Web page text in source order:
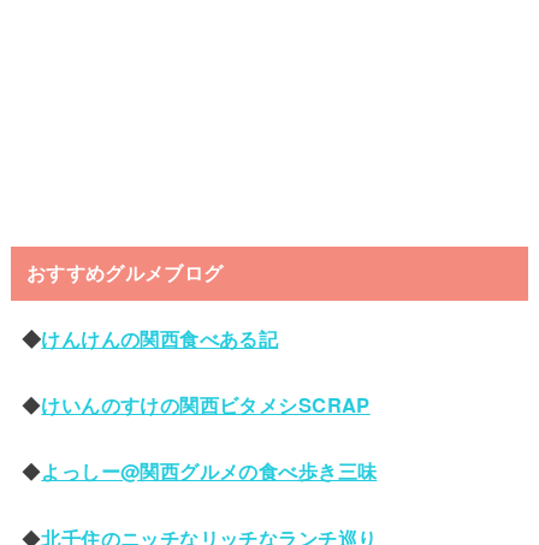
おすすめグルメブログ
◆けんけんの関西食べある記
◆けいんのすけの関西ビタメシSCRAP
◆よっしー@関西グルメの食べ歩き三味
◆北千住のニッチなリッチなランチ巡り